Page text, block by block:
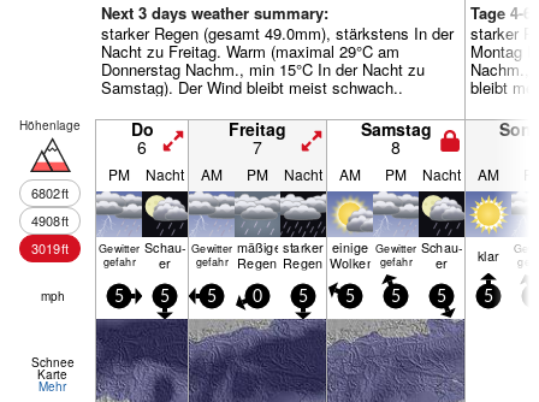
Next 3 days weather summary:
starker Regen (gesamt 49.0mm), stärkstens In der
Nacht zu Freitag. Warm (maximal 29°C am
Donnerstag Nachm., min 15°C In der Nacht zu
Samstag). Der Wind bleibt meist schwach..
Tage 4-
starker
Montag
Nachm.,
bleibt
Höhenlage
6802ft
4908ft
3019ft
Do
6
Freitag
7
Samstag
8
PM Nacht AM PM Nacht AM PM Nacht AM
Gewitter
gefahr
Schau­
er
Gewitter
gefahr
mäßiger
Regen
starker
Regen
einige
Wolken
Gewitter
gefahr
Schau­
er klar
mph 5 5 5 0 5 5 5 5 5
Schnee
Karte
Mehr